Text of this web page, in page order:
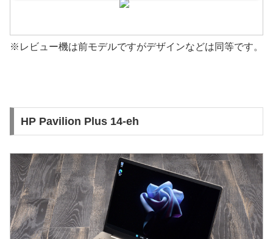
※レビュー機は前モデルですがデザインなどは同等です。
HP Pavilion Plus 14-eh